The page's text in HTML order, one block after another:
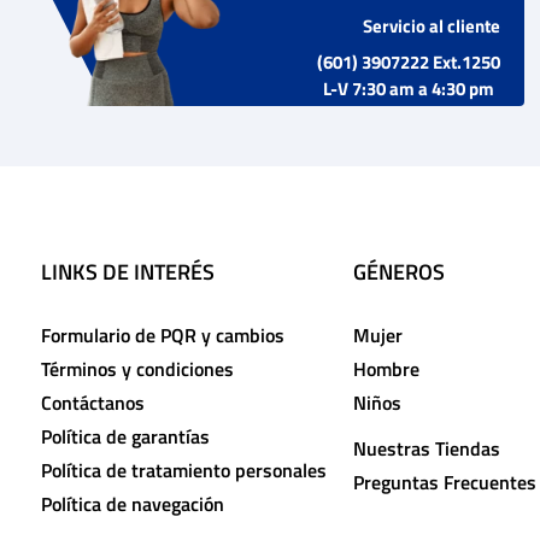
Servicio al cliente
(601) 3907222 Ext.1250
L-V 7:30 am a 4:30 pm
LINKS DE INTERÉS
Formulario de PQR y cambios
Términos y condiciones
Contáctanos
Política de garantías
Política de tratamiento personales
Política de navegación
GÉNEROS
Mujer
Hombre
Niños
Nuestras Tiendas
Preguntas Frecuentes